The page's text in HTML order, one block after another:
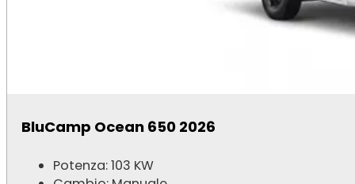
BluCamp Ocean 650 2026
Potenza: 103 KW